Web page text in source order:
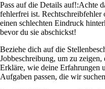
Pass auf die Details auf!:Achte
fehlerfrei ist.
einen schlechten Eindruck
bevor du sie abschickst!
Beziehe dich auf die
Jobbeschreibung, um zu
Erkläre, wie deine Erfahrungen
Aufgaben passen, die wir